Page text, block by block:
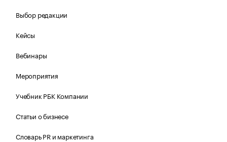
Выбор редакции
Кейсы
Вебинары
Мероприятия
Учебник РБК Компании
Статьи о бизнесе
Словарь PR и маркетинга